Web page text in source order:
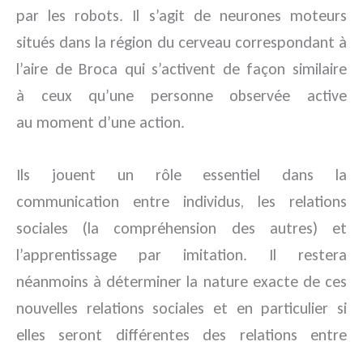
par les robots. Il s’agit de neurones moteurs
situés dans la région du cerveau correspondant à
l’aire de Broca qui s’activent de façon similaire
à ceux qu’une personne observée active
au moment d’une action.
Ils jouent un rôle essentiel dans la
communication entre individus, les relations
sociales (la compréhension des autres) et
l’apprentissage par imitation. Il restera
néanmoins à déterminer la nature exacte de ces
nouvelles relations sociales et en particulier si
elles seront différentes des relations entre